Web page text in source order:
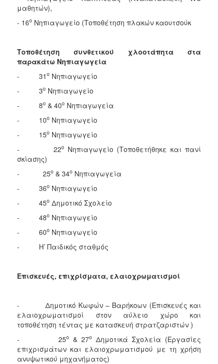
μαθητών),
- 16ο Νηπιαγωγείο (Τοποθέτηση πλακών καουτσούκ
Τοποθέτηση συνθετικού χλοοτάπητα στα
παρακάτω Νηπιαγωγεία
- 31 ο Νηπιαγωγείο
- 3ο Νηπιαγωγείο
- 8ο & 40ο Νηπιαγωγεία
- 10ο Νηπιαγωγείο
- 15ο Νηπιαγωγείο
- 22ο Νηπιαγωγείο (Τοποθετήθηκε και πανί
σκίασης)
- 25ο & 34ο Νηπιαγωγεία
- 36ο Νηπιαγωγείο
- 45ο Δημοτικό Σχολείο
- 48ο Νηπιαγωγείο
- 60ο Νηπιαγωγείο
- Η’ Παιδικός σταθμός
Επισκευές, επιχρίσματα, ελαιοχρωματισμοί
- Δημοτικό Κωφών – Βαρήκοων (Επισκευές και
ελαιοχρωματισμοί στον αύλειο χώρο και
τοποθέτηση τέντας με κατασκευή στρατζαριστών )
- 25ο & 27ο Δημοτικά Σχολεία (Εργασίες
επιχρισμάτων και ελαιοχρωματισμού με τη χρήση
ανυψωτικού μηχανήματος)